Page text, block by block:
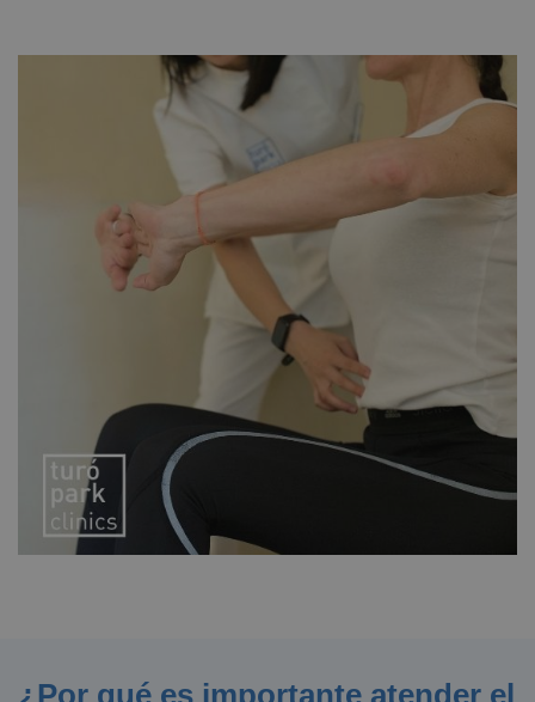
¿Por qué es importante atender el